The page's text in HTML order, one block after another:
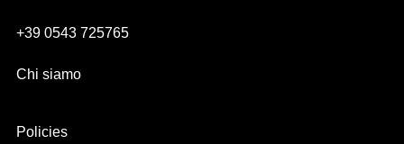
+39 0543 725765
Chi siamo
Policies